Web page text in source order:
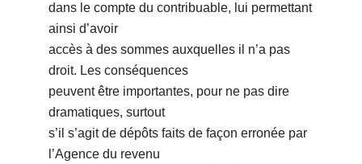
dans le compte du contribuable, lui permettant
ainsi d’avoir
accès à des sommes auxquelles il n’a pas
droit. Les conséquences
peuvent être importantes, pour ne pas dire
dramatiques, surtout
s’il s’agit de dépôts faits de façon erronée par
l’Agence du revenu